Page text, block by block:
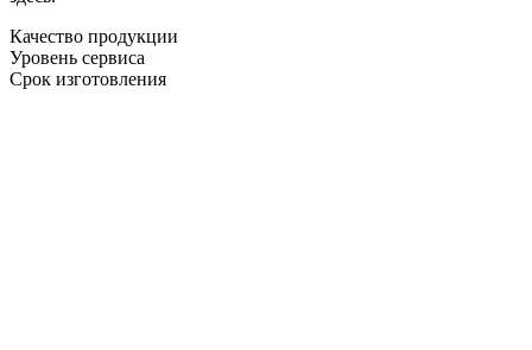
Качество продукции
Уровень сервиса
Срок изготовления